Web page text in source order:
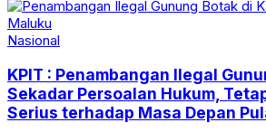
Nasional
KPIT : Penambangan Ilegal
Sekadar Persoalan Hukum,
Serius terhadap Masa Depan